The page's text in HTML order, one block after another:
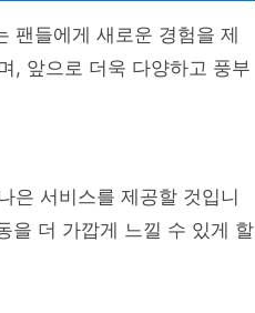
팬들에게 새로운 경험을 제
, 앞으로 더욱 다양하고 풍부
은 서비스를 제공할 것입니
을 더 가깝게 느낄 수 있게 할